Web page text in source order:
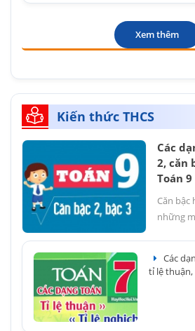
Xem thêm
Kiến thức THCS
Các
2, căn
Toán
Căn bậc
những
Các
tỉ lệ thuận,